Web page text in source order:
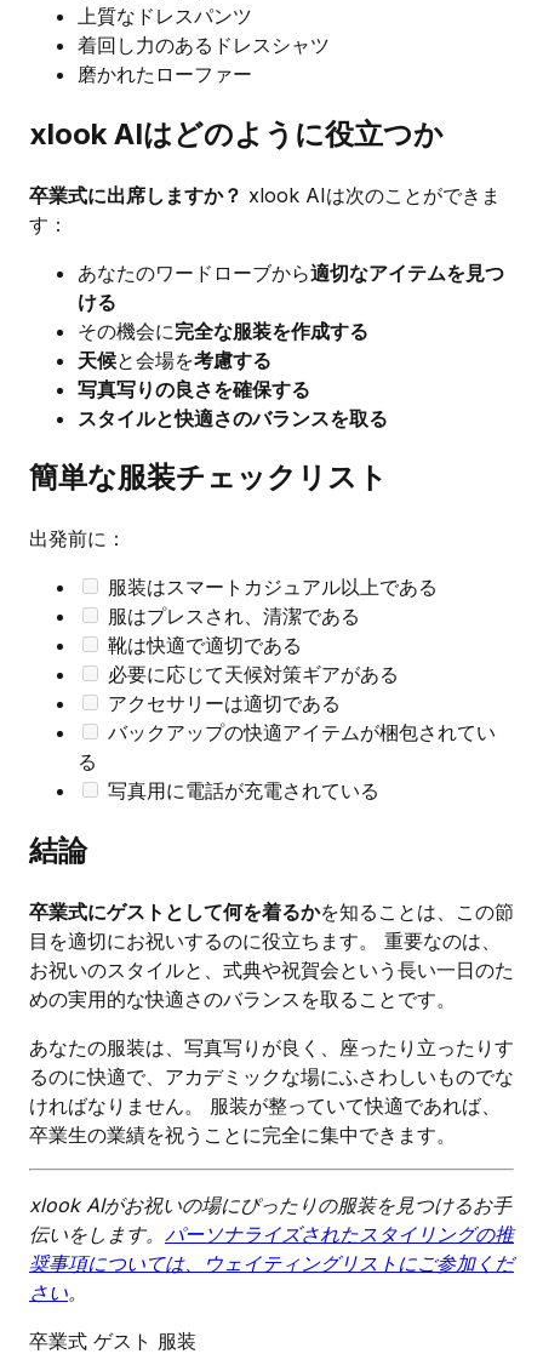
上質なドレスパンツ
着回し力のあるドレスシャツ
磨かれたローファー
xlook AIはどのように役立つか
卒業式に出席しますか？ xlook AIは次のことができま
す：
あなたのワードローブから適切なアイテムを見つ
ける
その機会に完全な服装を作成する
天候と会場を考慮する
写真写りの良さを確保する
スタイルと快適さのバランスを取る
簡単な服装チェックリスト
出発前に：
服装はスマートカジュアル以上である
服はプレスされ、清潔である
靴は快適で適切である
必要に応じて天候対策ギアがある
アクセサリーは適切である
バックアップの快適アイテムが梱包されてい
る
写真用に電話が充電されている
結論
卒業式にゲストとして何を着るかを知ることは、この節
目を適切にお祝いするのに役立ちます。 重要なのは、
お祝いのスタイルと、式典や祝賀会という長い一日のた
めの実用的な快適さのバランスを取ることです。
あなたの服装は、写真写りが良く、座ったり立ったりす
るのに快適で、アカデミックな場にふさわしいものでな
ければなりません。 服装が整っていて快適であれば、
卒業生の業績を祝うことに完全に集中できます。
xlook AIがお祝いの場にぴったりの服装を見つけるお手
伝いをします。 パーソナライズされたスタイリングの推
奨事項については、ウェイティングリストにご参加くだ
さい。
卒業式 ゲスト 服装